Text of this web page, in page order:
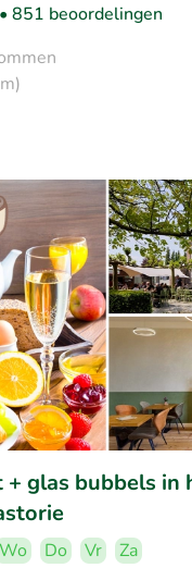
• 851 beoordelingen
glas bubbels in
Wo Do Vr
Za